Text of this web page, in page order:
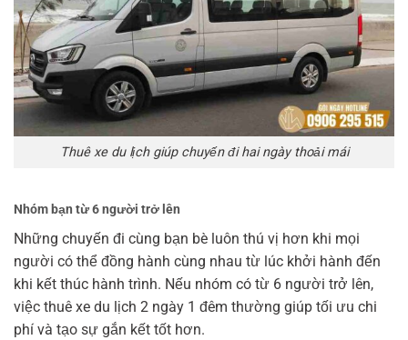
Thuê xe du lịch giúp chuyến đi hai ngày thoải mái
Nhóm bạn từ 6 người trở lên
Những chuyến đi cùng bạn bè luôn thú vị hơn khi mọi
người có thể đồng hành cùng nhau từ lúc khởi hành đến
khi kết thúc hành trình. Nếu nhóm có từ 6 người trở lên,
việc thuê xe du lịch 2 ngày 1 đêm thường giúp tối ưu chi
phí và tạo sự gắn kết tốt hơn.